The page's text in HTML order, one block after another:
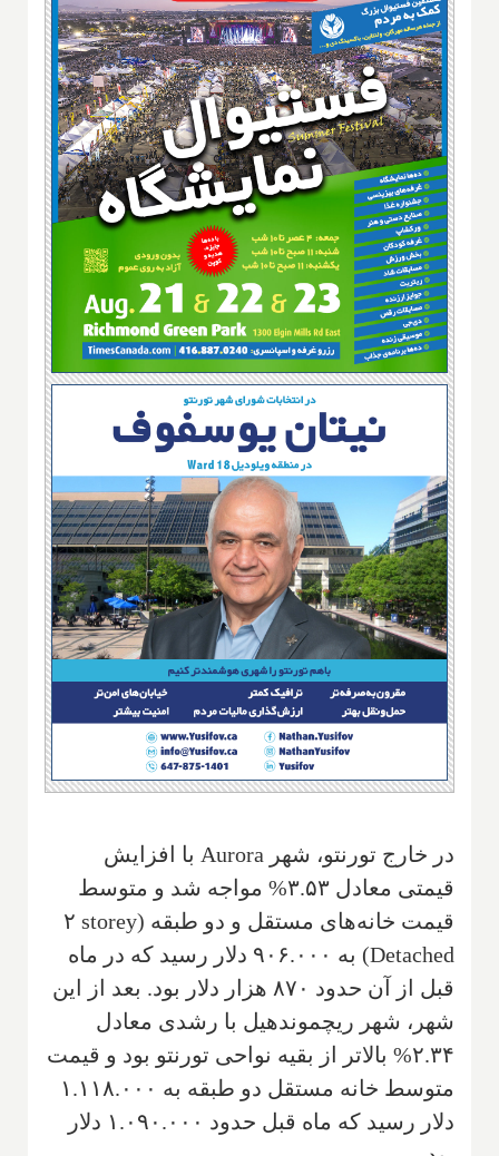
در خارج تورنتو، شهر Aurora با افزایش
قیمتی معادل ۳.۵۳% مواجه شد و متوسط
قیمت خانه‌های مستقل و دو طبقه (۲ storey
Detached
) به ۹۰۶.۰۰۰ دلار رسید که در ماه
قبل از آن‌ حدود ۸۷۰ هزار دلار بود. بعد از این
شهر، شهر ریچموند‌هیل با رشدی معادل
۲.۳۴% بالاتر از بقیه نواحی تورنتو بود و قیمت
متوسط خانه مستقل دو طبقه به ۱.۱۱۸.۰۰۰
دلار رسید که ماه قبل حدود ۱.۰۹۰.۰۰۰ دلار